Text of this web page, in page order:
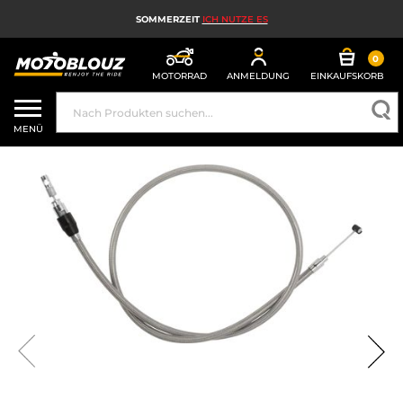
SOMMERZEIT ICH NUTZE ES
MOTORRAD ANMELDUNG
0
EINKAUFSKORB
MOTORRADHELM
MOTORRADAUSRÜSTUNG FÜR HERREN
MOTORRADAUSRÜSTUNG FÜR DAMEN
MX, ENDURO UND TRAIL
MOTORRAD-AIRBAG
MOTORRADTEILE UND WERKZEUGE
MENÜ